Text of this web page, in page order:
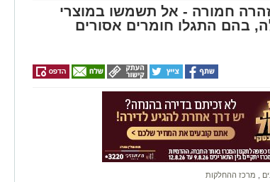
חמורה - אל תשמשו במוצרי
בהם התגלו חומרים אסורים
מרכז ההחלקות